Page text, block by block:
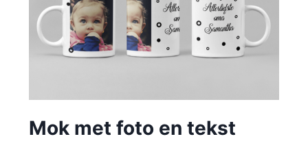
Mok met foto en tekst